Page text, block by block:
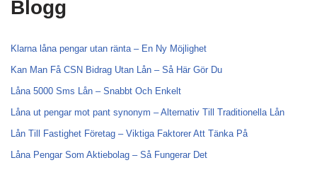
Blogg
Klarna låna pengar utan ränta – En Ny Möjlighet
Kan Man Få CSN Bidrag Utan Lån – Så Här Gör Du
Låna 5000 Sms Lån – Snabbt Och Enkelt
Låna ut pengar mot pant synonym – Alternativ Till Traditionella Lån
Lån Till Fastighet Företag – Viktiga Faktorer Att Tänka På
Låna Pengar Som Aktiebolag – Så Fungerar Det